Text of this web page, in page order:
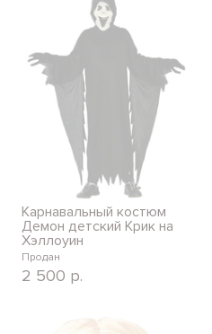
Карнавальный костюм
Демон детский Крик на
Хэллоуин
Продан
2 500 р.